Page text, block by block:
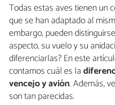
Todas estas aves tienen un
que se han adaptado al
embargo, pueden
aspecto, su vuelo y su
diferenciarlas? En este
contamos cuál es la
vencejo y avión. Además,
son tan parecidas.